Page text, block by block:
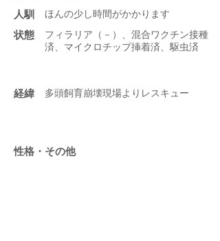
人馴 ほんの少し時間がかかります
状態
フィラリア（－）、混合ワクチン接種
済、マイクロチップ挿着済、駆虫済
​経緯 多頭飼育崩壊現場よりレスキュー
性格・その他